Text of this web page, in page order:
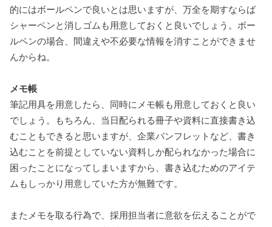
的にはボールペンで良いとは思いますが、万全を期すならば
シャーペンと消しゴムも用意しておくと良いでしょう。ボー
ルペンの場合、間違えや不必要な情報を消すことができませ
んからね。
メモ帳
筆記用具を用意したら、同時にメモ帳も用意しておくと良い
でしょう。もちろん、当日配られる冊子や資料に直接書き込
むこともできると思いますが、企業パンフレットなど、書き
込むことを前提としていない資料しか配られなかった場合に
困ったことになってしまいますから、書き込むためのアイテ
ムもしっかり用意していた方が無難です。
またメモを取る行為で、採用担当者に意欲を伝えることがで